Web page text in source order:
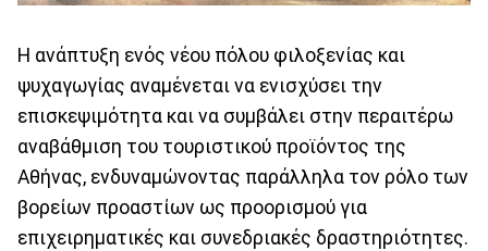
Η ανάπτυξη ενός νέου πόλου φιλοξενίας και
ψυχαγωγίας αναμένεται να ενισχύσει την
επισκεψιμότητα και να συμβάλει στην περαιτέρω
αναβάθμιση του τουριστικού προϊόντος της
Αθήνας, ενδυναμώνοντας παράλληλα τον ρόλο των
βορείων προαστίων ως προορισμού για
επιχειρηματικές και συνεδριακές δραστηριότητες.